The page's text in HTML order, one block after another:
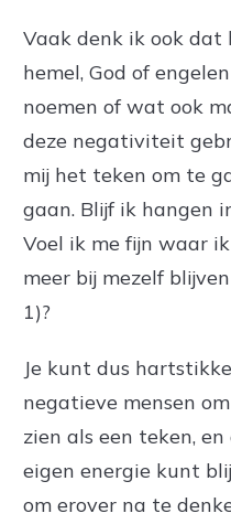
Vaak denk ik ook dat
hemel, God of
noemen of wat ook
deze negativiteit
mij het teken om te
gaan. Blijf ik hangen
Voel ik me fijn waar
meer bij mezelf
1)?
Je kunt dus
negatieve mensen
zien als een teken,
eigen energie kunt
om erover na te